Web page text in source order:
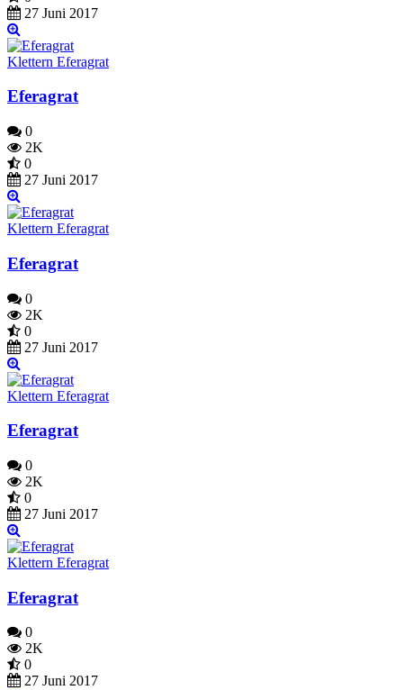
27 Juni 2017
Klettern Eferagrat
Eferagrat
0
2K
0
27 Juni 2017
Klettern Eferagrat
Eferagrat
0
2K
0
27 Juni 2017
Klettern Eferagrat
Eferagrat
0
2K
0
27 Juni 2017
Klettern Eferagrat
Eferagrat
0
2K
0
27 Juni 2017